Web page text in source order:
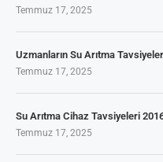
Temmuz 17, 2025
Uzmanların Su Arıtma
Temmuz 17, 2025
Su Arıtma Cihaz Tavsiyeleri
Temmuz 17, 2025